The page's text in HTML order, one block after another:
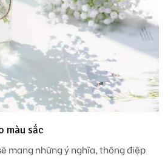
màu sắc
mang những ý nghĩa, thông điệp